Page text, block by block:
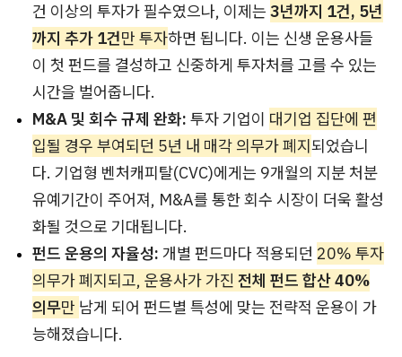
건 이상의 투자가 필수였으나, 이제는 3년까지 1건, 5년
까지 추가 1건만 투자하면 됩니다. 이는 신생 운용사들
이 첫 펀드를 결성하고 신중하게 투자처를 고를 수 있는
시간을 벌어줍니다.
M&A 및 회수 규제 완화: 투자 기업이 대기업 집단에 편
입될 경우 부여되던 5년 내 매각 의무가 폐지되었습니
다. 기업형 벤처캐피탈(CVC)에게는 9개월의 지분 처분
유예기간이 주어져, M&A를 통한 회수 시장이 더욱 활성
화될 것으로 기대됩니다.
펀드 운용의 자율성: 개별 펀드마다 적용되던 20% 투자
의무가 폐지되고, 운용사가 가진 전체 펀드 합산 40%
의무만 남게 되어 펀드별 특성에 맞는 전략적 운용이 가
능해졌습니다.